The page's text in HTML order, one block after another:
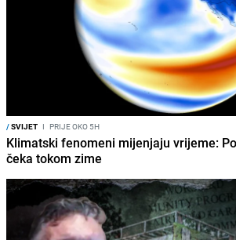
/SVIJET I PRIJE OKO 5H
Klimatski fenomeni mijenjaju vrijeme:
čeka tokom zime